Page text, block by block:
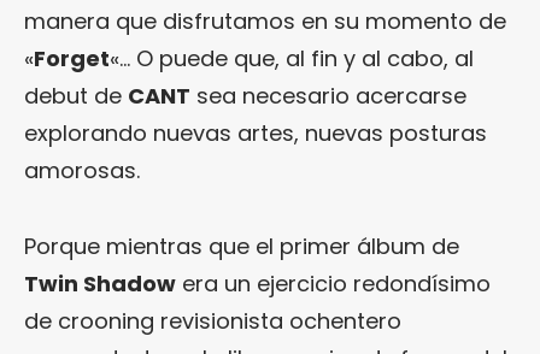
manera que disfrutamos en su momento de
«Forget«… O puede que, al fin y al cabo, al
debut de CANT sea necesario acercarse
explorando nuevas artes, nuevas posturas
amorosas.
Porque mientras que el primer álbum de
Twin Shadow era un ejercicio redondísimo
de crooning revisionista ochentero